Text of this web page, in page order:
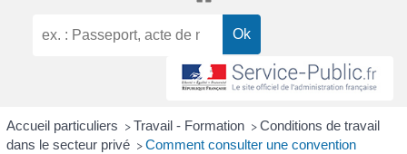
Accueil particuliers > Travail - Formation > Conditions de travail
dans le secteur privé > Comment consulter une convention